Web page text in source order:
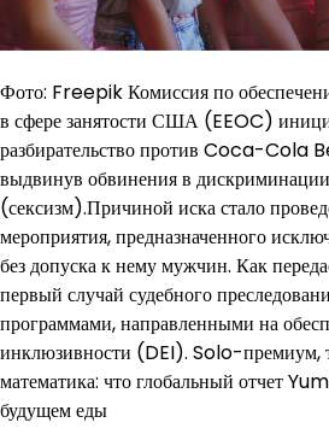
Фото: Freepik Комиссия по
в сфере занятости США (EEOC)
разбирательство против Coca-
выдвинув обвинения в
(сексизм).Причиной иска стало
мероприятия, предназначенного
без допуска к нему мужчин. Как
первый случай судебного
программами, направленными на
инклюзивности (DEI). Solo-премиум,
математика: что глобальный отчет
будущем еды